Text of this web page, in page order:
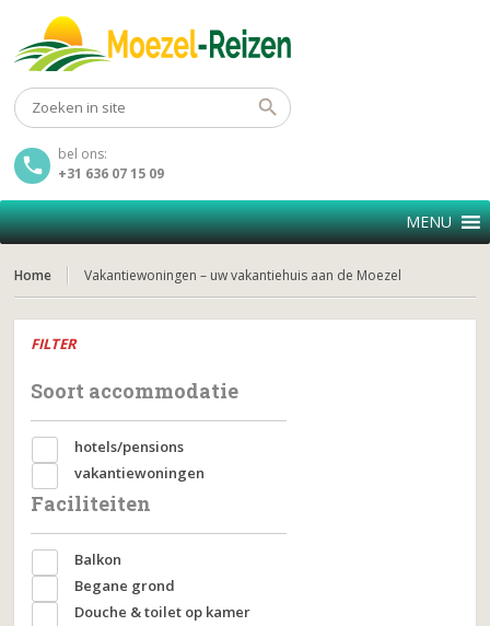
bel ons:
+31 636 07 15 09
MENU
Home Vakantiewoningen – uw vakantiehuis aan de Moezel
FILTER
Soort accommodatie
hotels/pensions
vakantiewoningen
Faciliteiten
Balkon
Begane grond
Douche & toilet op kamer